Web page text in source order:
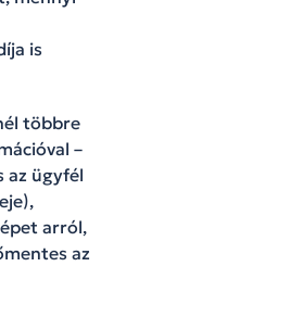
is
többre
–
az ügyfél
arról,
az